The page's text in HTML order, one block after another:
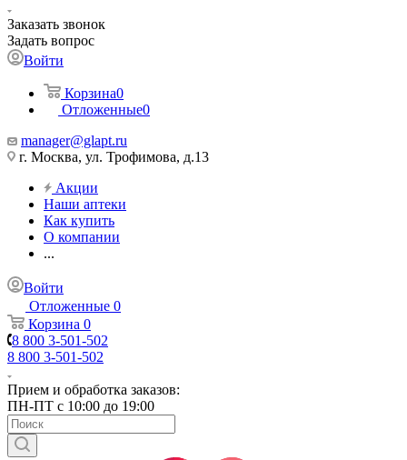
Заказать звонок
Задать вопрос
Войти
Корзина0
Отложенные0
manager@glapt.ru
г. Москва, ул. Трофимова, д.13
Акции
Наши аптеки
Как купить
О компании
...
Войти
Отложенные 0
Корзина 0
8 800 3-501-502
8 800 3-501-502
Прием и обработка заказов:
ПН-ПТ с 10:00 до 19:00